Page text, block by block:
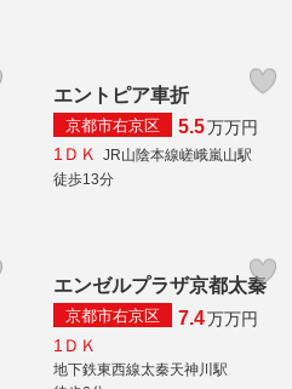
エントピア車折
京都市右京区 5.5万万円
1ＤＫ JR山陰本線嵯峨嵐山駅
徒歩13分
エンゼルプラザ京都太秦
京都市右京区 7.4万万円
1ＤＫ
地下鉄東西線太秦天神川駅